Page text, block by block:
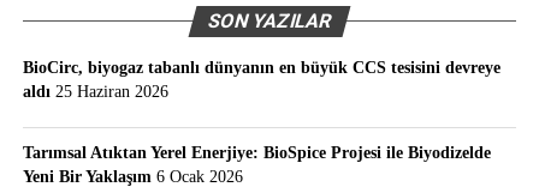
SON YAZILAR
BioCirc, biyogaz tabanlı dünyanın en büyük CCS tesisini devreye
aldı 25 Haziran 2026
Tarımsal Atıktan Yerel Enerjiye: BioSpice Projesi ile Biyodizelde
Yeni Bir Yaklaşım 6 Ocak 2026